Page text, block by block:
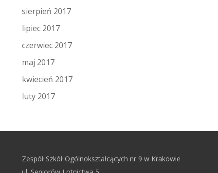
sierpień 2017
lipiec 2017
czerwiec 2017
maj 2017
kwiecień 2017
luty 2017
Zespół Szkół Ogólnokształcących nr 9 w Krakowie